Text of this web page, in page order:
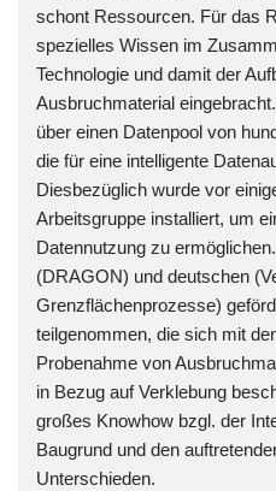
schont Ressourcen. Für das
spezielles Wissen im
Technologie und damit der
Ausbruchmaterial
über einen Datenpool von
die für eine intelligente
Diesbezüglich wurde vor
Arbeitsgruppe installiert, um
Datennutzung zu
(DRAGON) und deutschen
Grenzflächenprozesse)
teilgenommen, die sich mit
Probenahme von
in Bezug auf Verklebung
großes Knowhow bzgl. der
Baugrund und den
Unterschieden.